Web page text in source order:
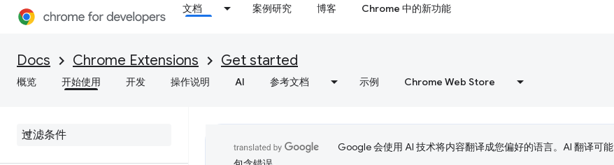
文档 案例研究 博客 Chrome 中的新功能
Docs Chrome Extensions Get started
概览 开始使用 开发 操作说明 AI 参考文档 示例 Chrome Web Store
Google 会使用 AI 技术将内容翻译成您偏好的语言。AI 翻译可能